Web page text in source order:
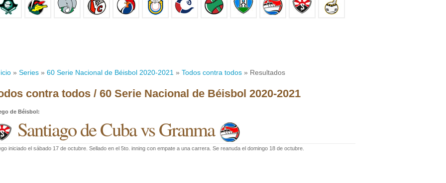
» Series » 60 Serie Nacional de Béisbol 2020-2021 » Todos contra todos » Resultados
contra todos / 60 Serie Nacional de Béisbol 2020-2021
de Béisbol:
Santiago de Cuba vs Granma
iniciado el sábado 17 de octubre. Sellado en el 5to. inning con empate a una carrera. Se reanuda el domingo 18 de octubre.